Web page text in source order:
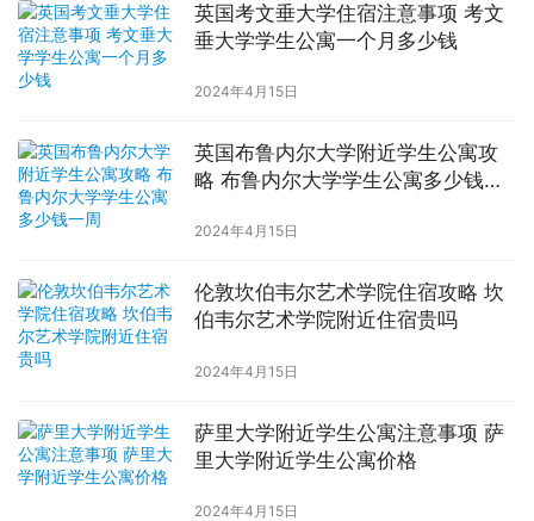
英国考文垂大学住宿注意事项 考文
垂大学学生公寓一个月多少钱
2024年4月15日
英国布鲁内尔大学附近学生公寓攻
略 布鲁内尔大学学生公寓多少钱一
2024年4月15日
伦敦坎伯韦尔艺术学院住宿攻略 坎
伯韦尔艺术学院附近住宿贵吗
2024年4月15日
萨里大学附近学生公寓注意事项 萨
里大学附近学生公寓价格
2024年4月15日